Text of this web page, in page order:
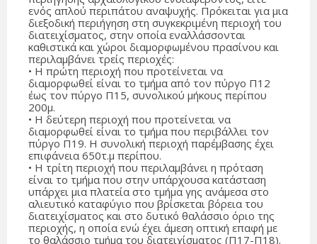
ενός απλού περιπάτου αναψυχής. Πρόκειται για μια
διεξοδική περιήγηση στη συγκεκριμένη περιοχή του
διατειχίσματος, στην οποία εναλλάσσονται
καθιστικά και χώροι διαμορφωμένου πρασίνου και
περιλαμβάνει τρείς περιοχές:
• Η πρώτη περιοχή που προτείνεται να
διαμορφωθεί είναι το τμήμα από τον πύργο Π12
έως τον πύργο Π15, συνολικού μήκους περίπου
200μ.
• Η δεύτερη περιοχή που προτείνεται να
διαμορφωθεί είναι το τμήμα που περιβάλλει τον
πύργο Π19. Η συνολική περιοχή παρέμβασης έχει
επιφάνεια 650τ.μ περίπου.
• Η τρίτη περιοχή που περιλαμβάνει η πρόταση
είναι το τμήμα που στην υπάρχουσα κατάσταση
υπάρχει μια πλατεία στο τμήμα γης ανάμεσα στο
αλιευτικό καταφύγιο που βρίσκεται βόρεια του
διατειχίσματος και στο δυτικό θαλάσσιο όριο της
περιοχής, η οποία ενώ έχει άμεση οπτική επαφή με
το θαλάσσιο τμήμα του διατειχίσματος (Π17-Π18).